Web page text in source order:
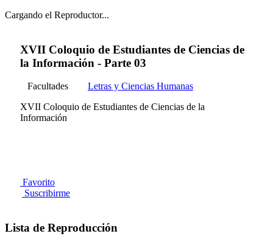
Cargando el Reproductor...
XVII Coloquio de Estudiantes de Ciencias de
la Información - Parte 03
Facultades
Letras y Ciencias Humanas
XVII Coloquio de Estudiantes de Ciencias de la
Información
Favorito
Suscribirme
Lista de Reproducción